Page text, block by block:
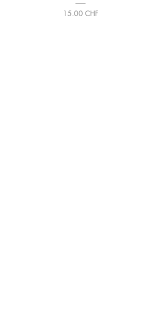
Prix
15.00 CHF